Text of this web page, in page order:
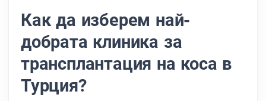
Как да изберем най-
добрата клиника за
трансплантация на коса в
Турция?